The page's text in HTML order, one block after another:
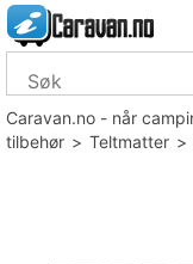
Caravan.no - når
tilbehør>Teltmatter